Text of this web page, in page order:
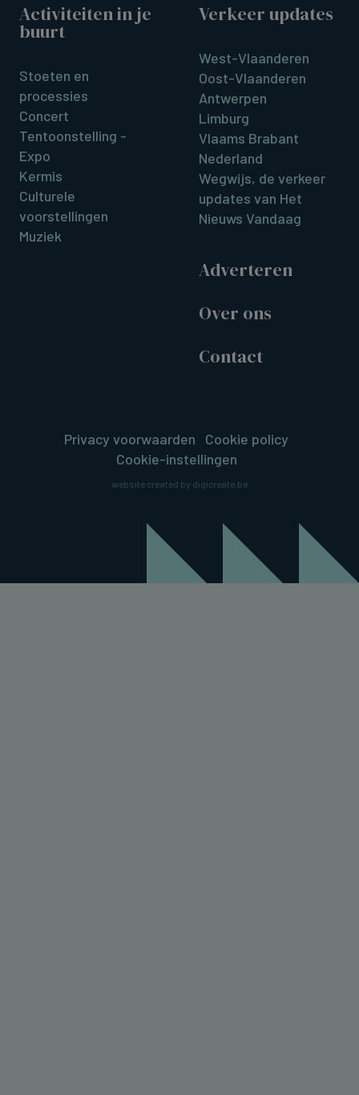
Activiteiten in je
buurt
Stoeten en
processies
Concert
Tentoonstelling -
Expo
Kermis
Culturele
voorstellingen
Muziek
Verkeer updates
West-Vlaanderen
Oost-Vlaanderen
Antwerpen
Limburg
Vlaams Brabant
Nederland
Wegwijs, de verkeer
updates van Het
Nieuws Vandaag
Adverteren
Over ons
Contact
Privacy voorwaarden
Cookie policy
Cookie-instellingen
website created by digicreate.be